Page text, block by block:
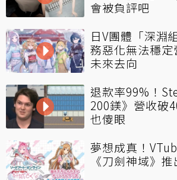
會被負評吧
日V團體「深淵
務惡化無法穩定
未來去向
退款率99%！
200鎂》營收破
也傻眼
夢想成真！
《刀劍神域》